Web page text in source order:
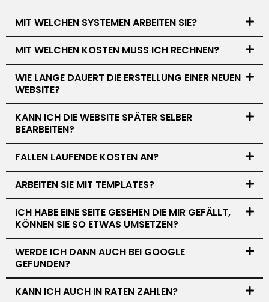
MIT WELCHEN SYSTEMEN ARBEITEN SIE?
MIT WELCHEN KOSTEN MUSS ICH RECHNEN?
WIE LANGE DAUERT DIE ERSTELLUNG EINER NEUEN
WEBSITE?
KANN ICH DIE WEBSITE SPÄTER SELBER
BEARBEITEN?
FALLEN LAUFENDE KOSTEN AN?
ARBEITEN SIE MIT TEMPLATES?
ICH HABE EINE SEITE GESEHEN DIE MIR GEFÄLLT,
KÖNNEN SIE SO ETWAS UMSETZEN?
WERDE ICH DANN AUCH BEI GOOGLE
GEFUNDEN?
KANN ICH AUCH IN RATEN ZAHLEN?